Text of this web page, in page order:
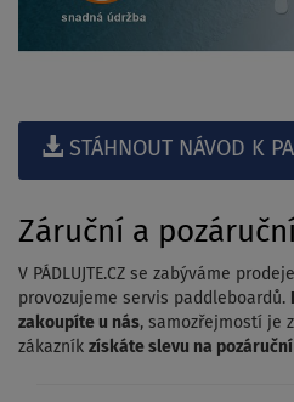
STÁHNOUT NÁVOD K
Záruční a
V PÁDLUJTE.CZ se zabýváme
provozujeme servis paddleboardů.
zakoupíte u nás, samozřejmostí je
zákazník získáte slevu na